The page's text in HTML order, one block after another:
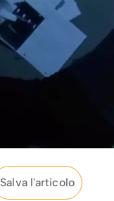
Salva l'articolo